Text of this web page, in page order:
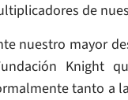
de
nuestro mayor
Knight
tanto a